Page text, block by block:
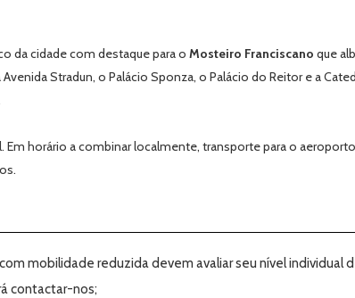
da cidade com destaque para o Mosteiro Franciscano que
Stradun, o Palácio Sponza, o Palácio do Reitor e a
horário a combinar localmente, transporte para o
mobilidade reduzida devem avaliar seu nível individual
contactar-nos;